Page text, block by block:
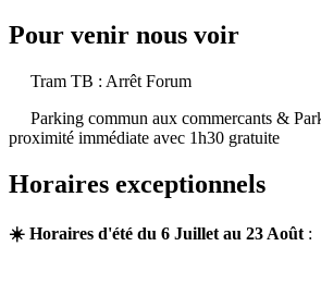
Pour venir nous voir
Tram TB : Arrêt Forum
Parking commun aux commercants &
proximité immédiate avec 1h30 gratuite
Horaires exceptionnels
☀️ Horaires d'été du 6 Juillet au 23 Août :